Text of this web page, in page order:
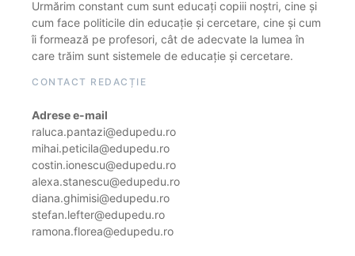
Urmărim constant cum sunt educați copiii noștri, cine și
cum face politicile din educație și cercetare, cine și cum
îi formează pe profesori, cât de adecvate la lumea în
care trăim sunt sistemele de educație și cercetare.
CONTACT REDACȚIE
Adrese e-mail
raluca.pantazi@edupedu.ro
mihai.peticila@edupedu.ro
costin.ionescu@edupedu.ro
alexa.stanescu@edupedu.ro
diana.ghimisi@edupedu.ro
stefan.lefter@edupedu.ro
ramona.florea@edupedu.ro